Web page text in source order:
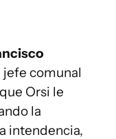
jefe comunal
Orsi le
la
intendencia,